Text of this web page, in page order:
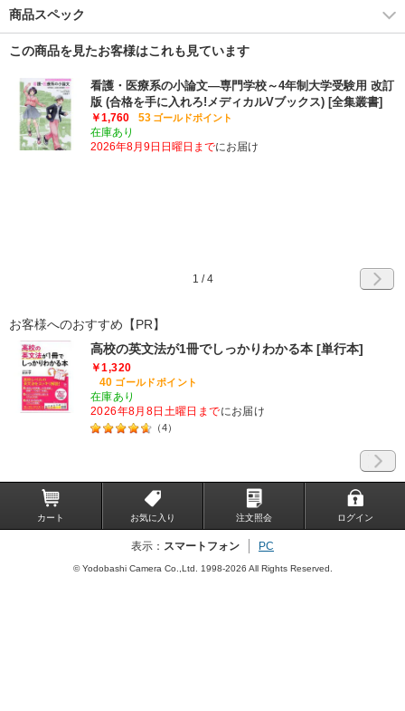
商品スペック
この商品を見たお客様はこれも見ています
看護・医療系の小論文―専門学校～4年制大学受験用 改訂
版 (合格を手に入れろ!メディカルVブックス) [全集叢書]
￥1,760 53 ゴールドポイント
在庫あり
2026年8月9日日曜日までにお届け
1 /4
お客様へのおすすめ【PR】
高校の英文法が1冊でしっかりわかる本 [単行本]
￥1,320
40 ゴールドポイント
在庫あり
2026年8月8日土曜日までにお届け
（4）
カート お気に入り 注文照会 ログイン
表示： スマートフォン PC
© Yodobashi Camera Co.,Ltd. 1998-2026 All Rights Reserved.